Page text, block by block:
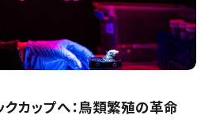
カップへ：鳥類繁殖の革命